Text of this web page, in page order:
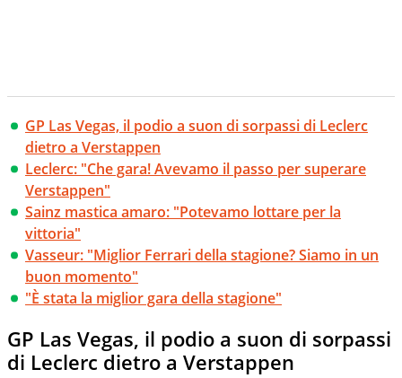
GP Las Vegas, il podio a suon di sorpassi di Leclerc
dietro a Verstappen
Leclerc: "Che gara! Avevamo il passo per superare
Verstappen"
Sainz mastica amaro: "Potevamo lottare per la
vittoria"
Vasseur: "Miglior Ferrari della stagione? Siamo in un
buon momento"
"È stata la miglior gara della stagione"
GP Las Vegas, il podio a suon di sorpassi
di Leclerc dietro a Verstappen